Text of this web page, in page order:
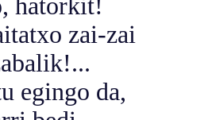
zai-zai
egingo da,